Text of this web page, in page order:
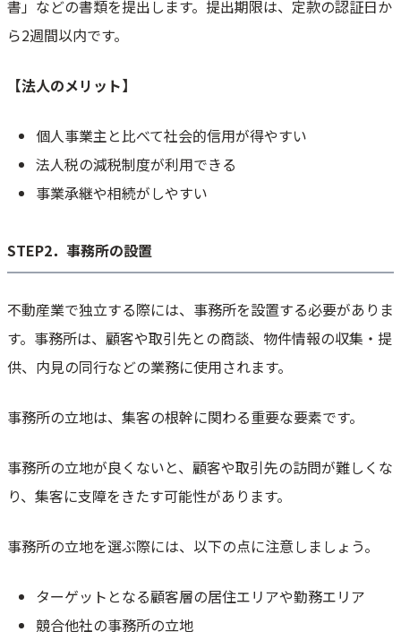
書」などの書類を提出します。提出期限は、定款の認証日か
ら2週間以内です。
【法人のメリット】
個人事業主と比べて社会的信用が得やすい
法人税の減税制度が利用できる
事業承継や相続がしやすい
STEP2．事務所の設置
不動産業で独立する際には、事務所を設置する必要がありま
す。事務所は、顧客や取引先との商談、物件情報の収集・提
供、内見の同行などの業務に使用されます。
事務所の立地は、集客の根幹に関わる重要な要素です。
事務所の立地が良くないと、顧客や取引先の訪問が難しくな
り、集客に支障をきたす可能性があります。
事務所の立地を選ぶ際には、以下の点に注意しましょう。
ターゲットとなる顧客層の居住エリアや勤務エリア
競合他社の事務所の立地